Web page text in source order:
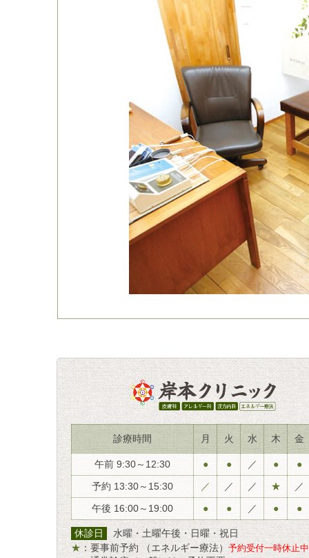
診療時間 月 火 水 木 金
午前 9:30～12:30 ● ● ／ ●
●
予約 13:30～15:30
／ ／ ／ ★
／
午後 16:00～19:00
● ● ／ ● ●
休診日 水曜 ・土曜午後・日曜・祝日
★ ：要事前予約 （エネルギー療法） 予約受付一時休止中